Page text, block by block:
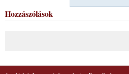
Hozzászólások